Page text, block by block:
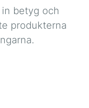
betyg och
produkterna